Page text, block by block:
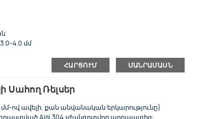
4.0 մմ
սարքավորումներ, չժանգոտվող պողպատից
ՀԱՐՑՈՒՄ ՄԱՆՐԱՄԱՍՆ
Ռելսեր
ով ավելի, քան անվանական երկարությունը)
Aisi 304 չժանգոտվող պողպատից: